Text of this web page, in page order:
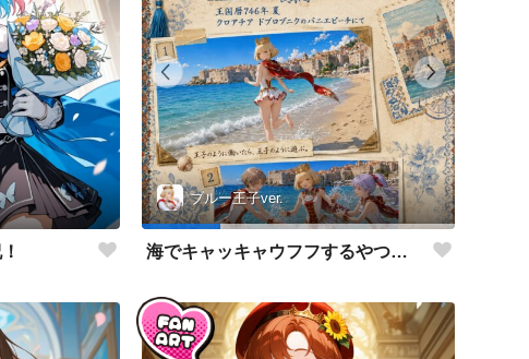
ブルー王子ver.
海でキャッキャウフフするやつ第2弾